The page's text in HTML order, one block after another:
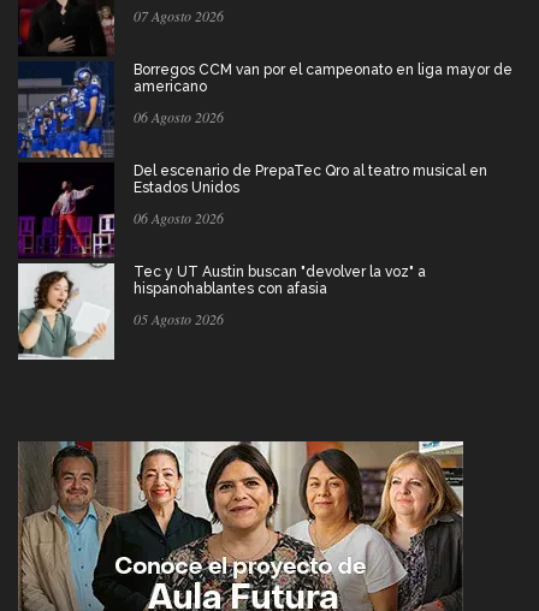
07 Agosto 2026
Borregos CCM van por el campeonato en liga mayor de
americano
06 Agosto 2026
Del escenario de PrepaTec Qro al teatro musical en
Estados Unidos
06 Agosto 2026
Tec y UT Austin buscan "devolver la voz" a
hispanohablantes con afasia
05 Agosto 2026